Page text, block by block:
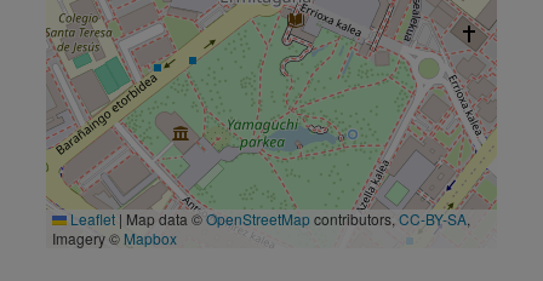
Leaflet | Map data ©OpenStreetMapcontributors, CC-BY-SA,
Imagery © Mapbox